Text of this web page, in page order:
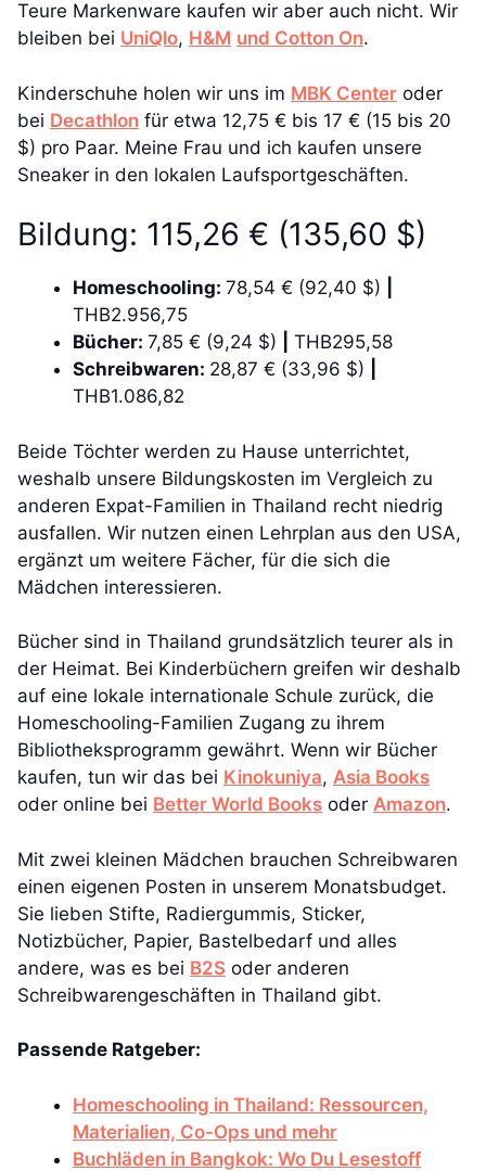
Teure Markenware kaufen wir aber auch nicht. Wir
bleiben bei UniQlo, H&M und Cotton On.
Kinderschuhe holen wir uns im MBK Center oder
bei Decathlon für etwa 12,75 € bis 17 € (15 bis 20
$) pro Paar. Meine Frau und ich kaufen unsere
Sneaker in den lokalen Laufsportgeschäften.
Bildung: 115,26 € (135,60 $)
Homeschooling: 78,54 € (92,40 $)
THB2.956,75
Bücher: 7,85 € (9,24 $)
THB295,58
Schreibwaren: 28,87 € (33,96 $)
THB1.086,82
Beide Töchter werden zu Hause unterrichtet,
weshalb unsere Bildungskosten im Vergleich zu
anderen Expat-Familien in Thailand recht niedrig
ausfallen. Wir nutzen einen Lehrplan aus den USA,
ergänzt um weitere Fächer, für die sich die
Mädchen interessieren.
Bücher sind in Thailand grundsätzlich teurer als in
der Heimat. Bei Kinderbüchern greifen wir deshalb
auf eine lokale internationale Schule zurück, die
Homeschooling-Familien Zugang zu ihrem
Bibliotheksprogramm gewährt. Wenn wir Bücher
kaufen, tun wir das bei Kinokuniya, Asia Books
oder online bei Better World Books oder Amazon.
Mit zwei kleinen Mädchen brauchen Schreibwaren
einen eigenen Posten in unserem Monatsbudget.
Sie lieben Stifte, Radiergummis, Sticker,
Notizbücher, Papier, Bastelbedarf und alles
andere, was es bei B2S oder anderen
Schreibwarengeschäften in Thailand gibt.
Passende Ratgeber:
Homeschooling in Thailand: Ressourcen,
Materialien, Co-Ops und mehr
Buchläden in Bangkok: Wo Du Lesestoff